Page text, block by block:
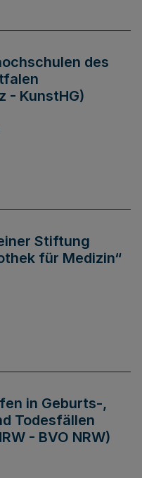
des
- KunstHG)
Stiftung
für Medizin“
in Geburts-,
Todesfällen
- BVO NRW)